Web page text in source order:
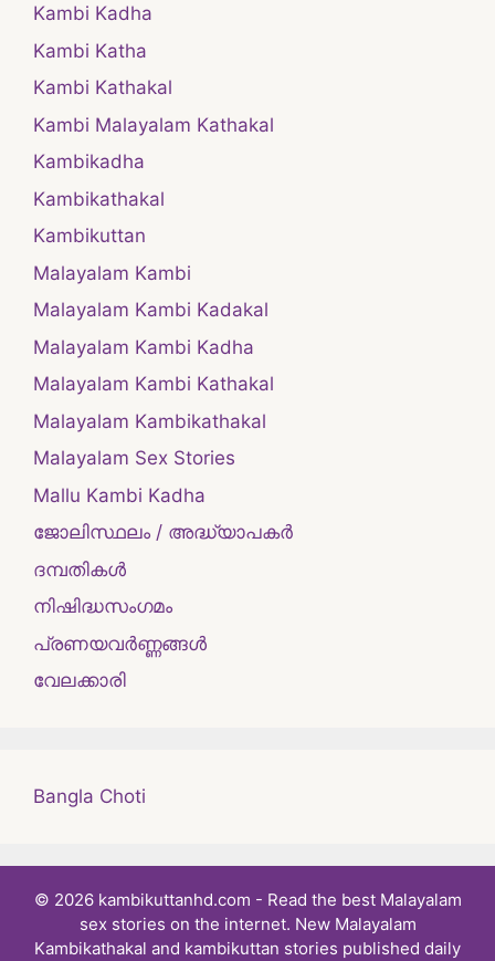
Kambi Kadha
Kambi Katha
Kambi Kathakal
Kambi Malayalam Kathakal
Kambikadha
Kambikathakal
Kambikuttan
Malayalam Kambi
Malayalam Kambi Kadakal
Malayalam Kambi Kadha
Malayalam Kambi Kathakal
Malayalam Kambikathakal
Malayalam Sex Stories
Mallu Kambi Kadha
ജോലിസ്ഥലം / അദ്ധ്യാപകർ
ദമ്പതികള്‍
നിഷിദ്ധസംഗമം
പ്രണയവർണ്ണങ്ങൾ
വേലക്കാരി
Bangla Choti
© 2026 kambikuttanhd.com - Read the best Malayalam
sex stories on the internet. New Malayalam
Kambikathakal and kambikuttan stories published daily